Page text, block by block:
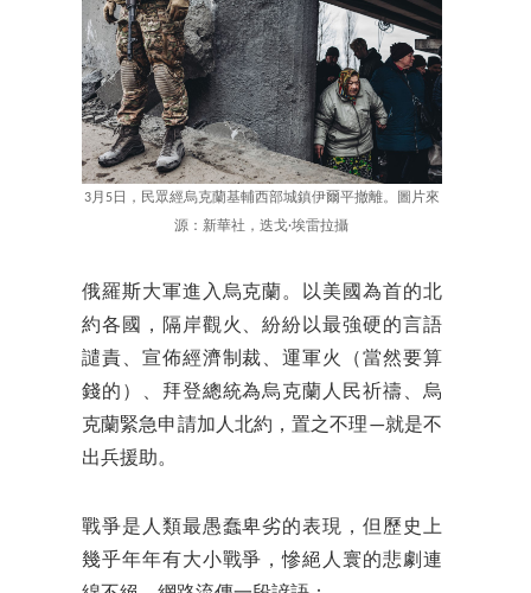
3月5日，民眾經烏克蘭基輔西部城鎮伊爾平撤離。圖片來
源：新華社，迭戈·埃雷拉攝
俄羅斯大軍進入烏克蘭。以美國為首的北
約各國，隔岸觀火、紛紛以最強硬的言語
譴責、宣佈經濟制裁、運軍火（當然要算
錢的）、拜登總統為烏克蘭人民祈禱、烏
克蘭緊急申請加人北約，置之不理—就是不
出兵援助。
戰爭是人類最愚蠢卑劣的表現，但歷史上
幾乎年年有大小戰爭，慘絕人寰的悲劇連